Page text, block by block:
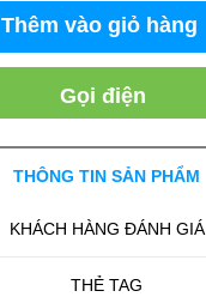
Thêm vào giỏ hàng
Gọi điện
THÔNG TIN SẢN PHẨM
KHÁCH HÀNG ĐÁNH GIÁ
THẺ TAG